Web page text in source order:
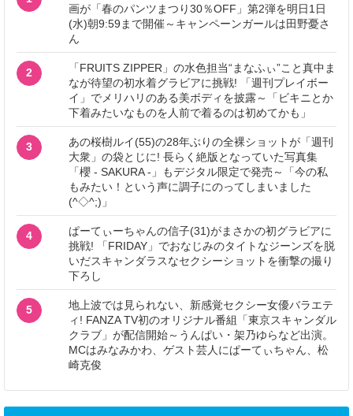
画が「春のパンツまつり30％OFF」第2弾を明日1日
(水)朝9:59まで開催～キャンペーンガールは田野憂さ
ん
2
「FRUITS ZIPPER」の水色担当“まなふぃ”こと真中ま
なが待望の初水着グラビアに挑戦! 「週刊プレイボー
イ」でメリハリのある美ボディを披露～「ビキニとか
下着みたいなものを人前で着るのは初めてかも」
3
あの桜樹ルイ(55)の28年ぶりの全裸ショットが「週刊
大衆」の袋とじに! 長らく絶版となっていた写真集
「櫻 - SAKURA -」もデジタル限定で発売～「今の私
もみたい！という声に調子にのってしまいました
(^◇^;)」
4
ぱーてぃーちゃんの信子(31)がまさかの初グラビアに
挑戦! 「FRIDAY」でおなじみのタイトなジーンズを脱
いだスキャンダラスなセクシーショットを衝撃の撮り
下ろし
5
地上波では見られない、新感覚セクシー女優バラエテ
ィ! FANZA TV初のオリジナル番組「東京スキャンダル
クラブ」が配信開始～うんぱい・架乃ゆらなど出演。
MCはみなみかわ、ゲスト芸人にぱーてぃちゃん、松
崎克俊